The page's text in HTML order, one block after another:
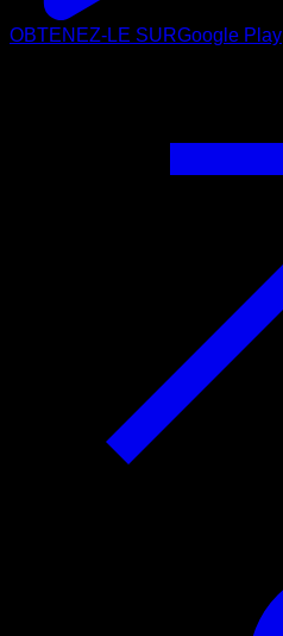
OBTENEZ-LE SURGoogle Play